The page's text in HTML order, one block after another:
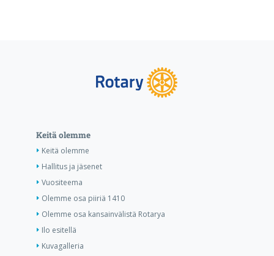
Keitä olemme
Keitä olemme
Hallitus ja jäsenet
Vuositeema
Olemme osa piiriä 1410
Olemme osa kansainvälistä Rotarya
Ilo esitellä
Kuvagalleria